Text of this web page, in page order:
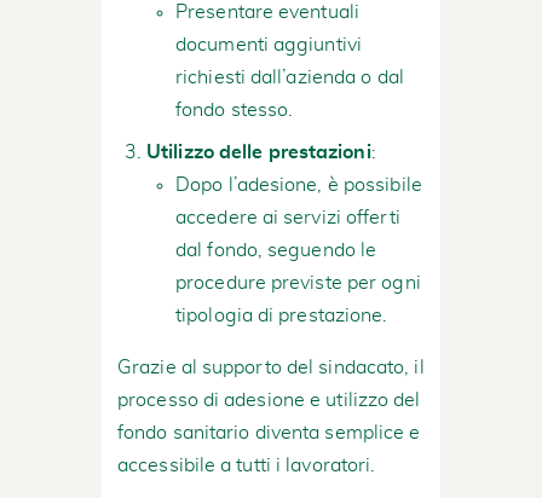
Presentare eventuali
documenti aggiuntivi
richiesti dall’azienda o dal
fondo stesso.
Utilizzo delle prestazioni:
Dopo l’adesione, è possibile
accedere ai servizi offerti
dal fondo, seguendo le
procedure previste per ogni
tipologia di prestazione.
Grazie al supporto del sindacato, il
processo di adesione e utilizzo del
fondo sanitario diventa semplice e
accessibile a tutti i lavoratori.